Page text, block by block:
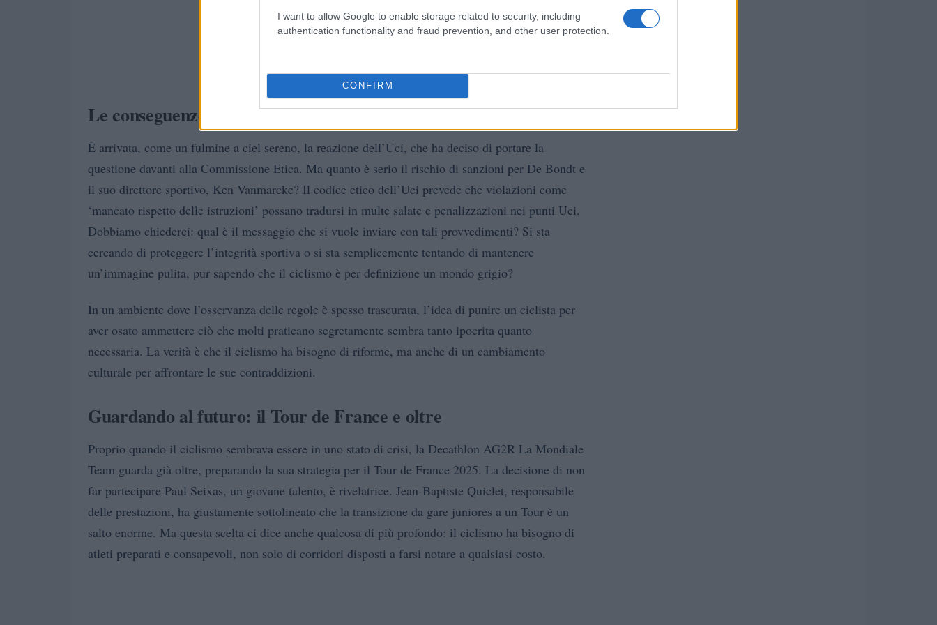
I want to allow Google to enable storage related to security, including
authentication functionality and fraud prevention, and other user protection.
CONFIRM
Le conseguenze e l’intervento dell’Uci
È arrivata, come un fulmine a ciel sereno, la reazione dell’Uci, che ha deciso di portare la
questione davanti alla Commissione Etica. Ma quanto è serio il rischio di sanzioni per De Bondt e
il suo direttore sportivo, Ken Vanmarcke? Il codice etico dell’Uci prevede che violazioni come
‘mancato rispetto delle istruzioni’ possano tradursi in multe salate e penalizzazioni nei punti Uci.
Dobbiamo chiederci: qual è il messaggio che si vuole inviare con tali provvedimenti? Si sta
cercando di proteggere l’integrità sportiva o si sta semplicemente tentando di mantenere
un’immagine pulita, pur sapendo che il ciclismo è per definizione un mondo grigio?
In un ambiente dove l’osservanza delle regole è spesso trascurata, l’idea di punire un ciclista per
aver osato ammettere ciò che molti praticano segretamente sembra tanto ipocrita quanto
necessaria. La verità è che il ciclismo ha bisogno di riforme, ma anche di un cambiamento
culturale per affrontare le sue contraddizioni.
Guardando al futuro: il Tour de France e oltre
Proprio quando il ciclismo sembrava essere in uno stato di crisi, la Decathlon AG2R La Mondiale
Team guarda già oltre, preparando la sua strategia per il Tour de France 2025. La decisione di non
far partecipare Paul Seixas, un giovane talento, è rivelatrice. Jean-Baptiste Quiclet, responsabile
delle prestazioni, ha giustamente sottolineato che la transizione da gare juniores a un Tour è un
salto enorme. Ma questa scelta ci dice anche qualcosa di più profondo: il ciclismo ha bisogno di
atleti preparati e consapevoli, non solo di corridori disposti a farsi notare a qualsiasi costo.